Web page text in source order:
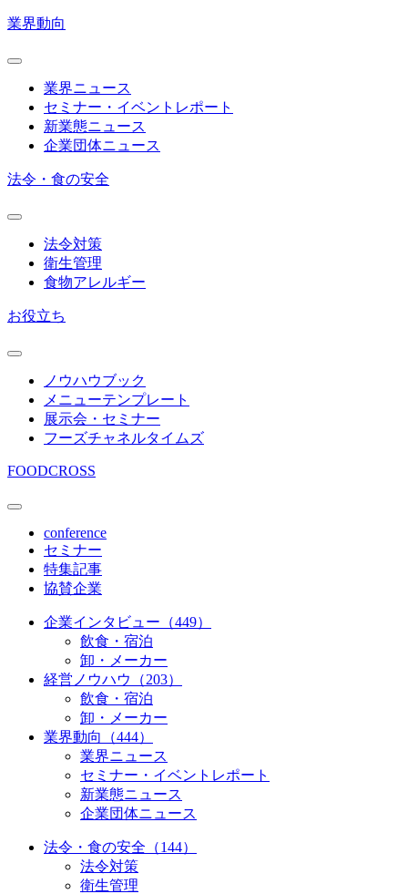
業界動向
業界ニュース
セミナー・イベントレポート
新業態ニュース
企業団体ニュース
法令・食の安全
法令対策
衛生管理
食物アレルギー
お役立ち
ノウハウブック
メニューテンプレート
展示会・セミナー
フーズチャネルタイムズ
FOODCROSS
conference
セミナー
特集記事
協賛企業
企業インタビュー（449）
飲食・宿泊
卸・メーカー
経営ノウハウ（203）
飲食・宿泊
卸・メーカー
業界動向（444）
業界ニュース
セミナー・イベントレポート
新業態ニュース
企業団体ニュース
法令・食の安全（144）
法令対策
衛生管理